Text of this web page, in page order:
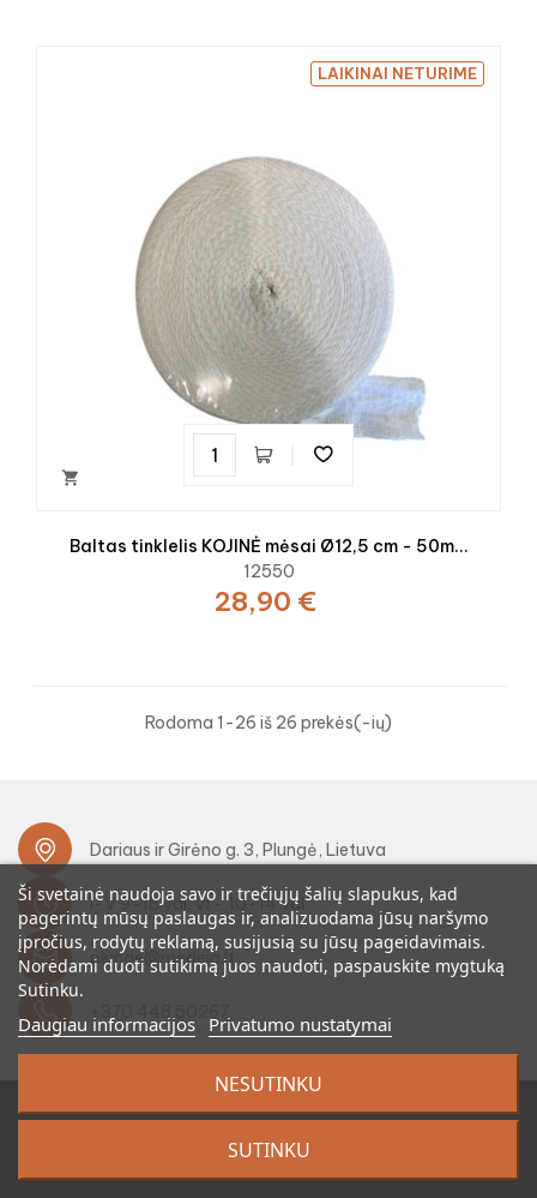

LAIKINAI NETURIME
Baltas tinklelis KOJINĖ mėsai Ø12,5 cm - 50m...
12550
28,90 €
Rodoma 1-26 iš 26 prekės(-ių)
Dariaus ir Girėno g. 3, Plungė, Lietuva
I-V 9-18 val. VI - 10-14 val.
plunge@medeja.lt
Ši svetainė naudoja savo ir trečiųjų šalių slapukus, kad
pagerintų mūsų paslaugas ir, analizuodama jūsų naršymo
įpročius, rodytų reklamą, susijusią su jūsų pageidavimais.
Norėdami duoti sutikimą juos naudoti, paspauskite mygtuką
Sutinku.
Daugiau informacijos Privatumo nustatymai
NESUTINKU
SUTINKU